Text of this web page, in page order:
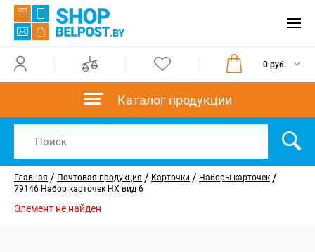
0 руб.
Каталог продукции
Главная / Почтовая продукция / Карточки / Наборы карточек /
79146 Набор карточек НХ вид 6
Элемент не найден